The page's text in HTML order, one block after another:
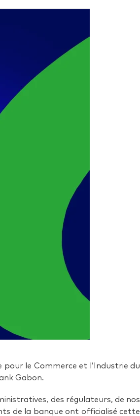
pour le Commerce et l’Industrie du
Gabon.
des régulateurs, de nos
de la banque ont officialisé cette